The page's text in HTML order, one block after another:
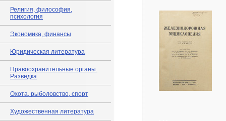
Религия, философия,
психология
Экономика, финансы
Юридическая литература
Правоохранительные органы.
Разведка
Охота, рыболовство, спорт
Художественная литература